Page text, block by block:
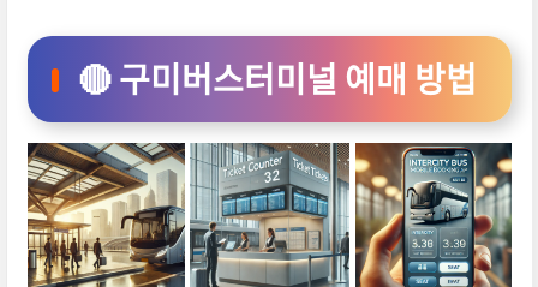
🔴 구미버스터미널 예매 방법